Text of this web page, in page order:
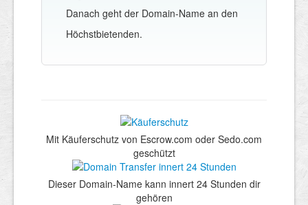
Danach geht der Domain-Name an den
Höchstbietenden.
Mit Käuferschutz von Escrow.com oder Sedo.com
geschützt
Dieser Domain-Name kann innert 24 Stunden dir
gehören